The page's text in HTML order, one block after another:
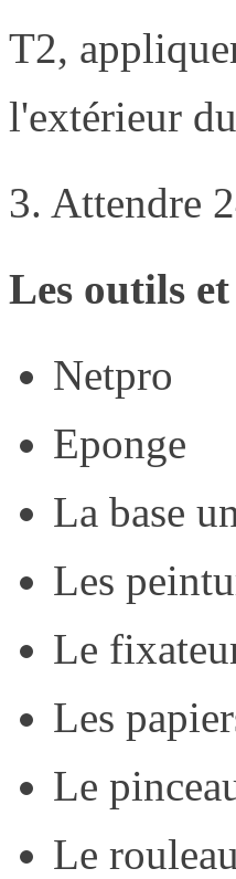
T2,
l'extérieur
3. Attendre
Les outils
Netpro
Eponge
La base
Les
Le
Les
Le
Le